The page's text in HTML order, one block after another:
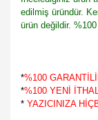
edilmiş üründür.
ürün değildir.
*%100
*%100 YENİ
* YAZICINIZA